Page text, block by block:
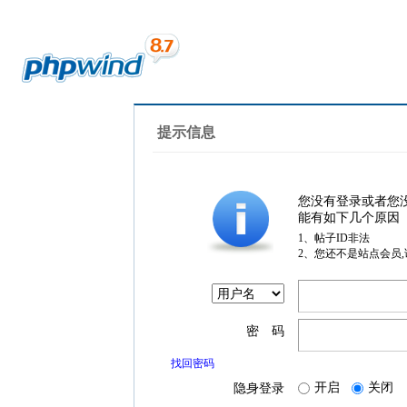
提示信息
您没有登录或者您
能有如下几个原因
1、帖子ID非法
2、您还不是站点会员
密 码
找回密码
隐身登录 开启 关闭